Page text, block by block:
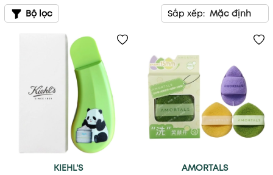
Bộ lọc Sắp xếp: Mặc định
KIEHL'S
AMORTALS